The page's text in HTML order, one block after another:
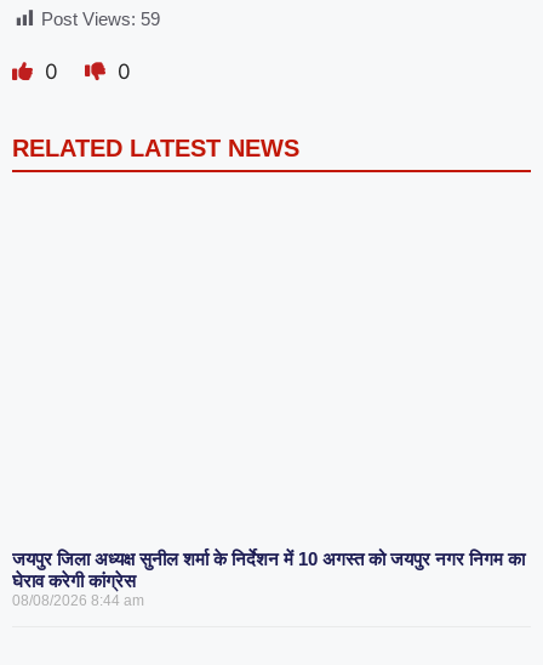
Post Views: 59
0 0
RELATED LATEST NEWS
जयपुर जिला अध्यक्ष सुनील शर्मा के निर्देशन में 10 अगस्त को जयपुर नगर निगम का
घेराव करेगी कांग्रेस
08/08/2026 8:44 am